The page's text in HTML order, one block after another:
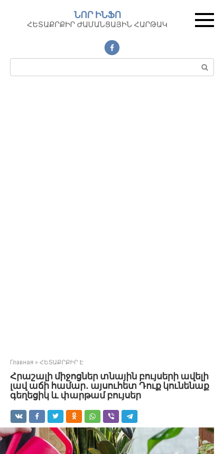
контенту
ՆՈՐ ԻՆՖՈ
ՀԵՏԱՔՐՔԻՐ ԺԱՄԱՆՑԱՅԻՆ ՀԱՐԹԱԿ
Поиск:
Главная » ՀԵՏԱՔՐՔԻՐ Է
Հրաշալի միջոցներ տնային բույսերի ավելի
լավ աճի համար․ այսուհետ Դուք կունենաք
գեղեցիկ և փարթամ բույսեր